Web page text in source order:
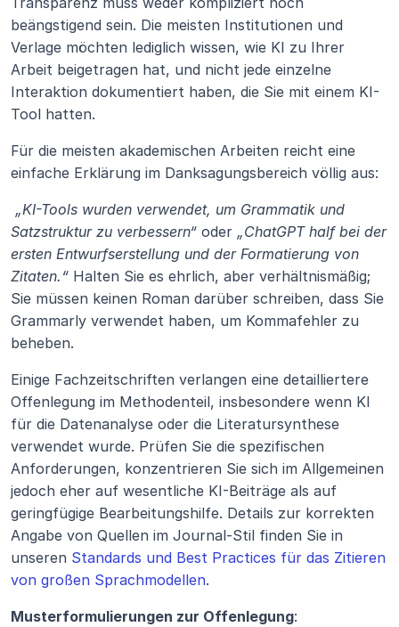
beängstigend sein. Die meisten Institutionen und
Verlage möchten lediglich wissen, wie KI zu Ihrer
Arbeit beigetragen hat, und nicht jede einzelne
Interaktion dokumentiert haben, die Sie mit einem KI-
Tool hatten.
Für die meisten akademischen Arbeiten reicht eine
einfache Erklärung im Danksagungsbereich völlig aus:
„KI-Tools wurden verwendet, um Grammatik und
Satzstruktur zu verbessern“ oder „ChatGPT half bei der
ersten Entwurfserstellung und der Formatierung von
Zitaten.“ Halten Sie es ehrlich, aber verhältnismäßig;
Sie müssen keinen Roman darüber schreiben, dass Sie
Grammarly verwendet haben, um Kommafehler zu
beheben.
Einige Fachzeitschriften verlangen eine detailliertere
Offenlegung im Methodenteil, insbesondere wenn KI
für die Datenanalyse oder die Literatursynthese
verwendet wurde. Prüfen Sie die spezifischen
Anforderungen, konzentrieren Sie sich im Allgemeinen
jedoch eher auf wesentliche KI-Beiträge als auf
geringfügige Bearbeitungshilfe. Details zur korrekten
Angabe von Quellen im Journal-Stil finden Sie in
unseren Standards und Best Practices für das Zitieren
von großen Sprachmodellen.
Musterformulierungen zur Offenlegung: